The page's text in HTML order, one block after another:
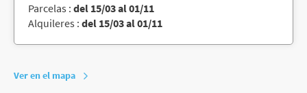
Parcelas : del 15/03 al 01/11
Alquileres : del 15/03 al 01/11
Ver en el mapa